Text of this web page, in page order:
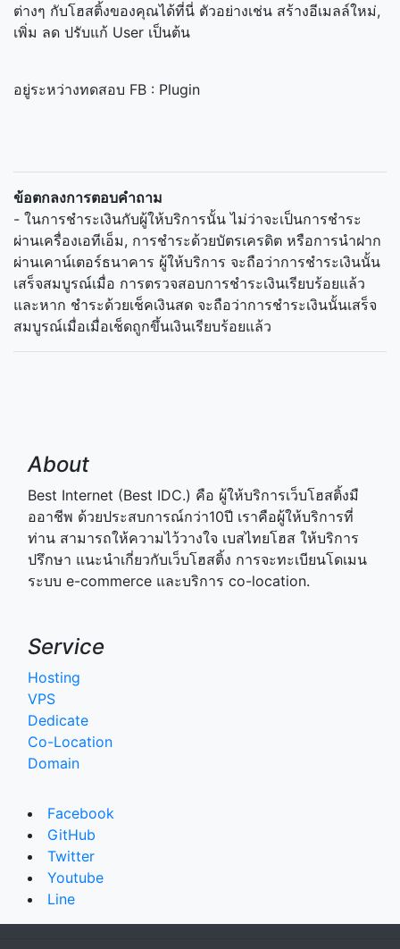
ต่างๆ กับโฮสติ้งของคุณได้ที่นี่ ตัวอย่างเช่น สร้างอีเมลล์ใหม่,
เพิ่ม ลด ปรับแก้ User เป็นต้น
อยู่ระหว่างทดสอบ FB : Plugin
ข้อตกลงการตอบคำถาม
- ในการชำระเงินกับผู้ให้บริการนั้น ไม่ว่าจะเป็นการชำระ
ผ่านเครื่องเอทีเอ็ม, การชำระด้วยบัตรเครดิต หรือการนำฝาก
ผ่านเคาน์เตอร์ธนาคาร ผู้ให้บริการ จะถือว่าการชำระเงินนั้น
เสร็จสมบูรณ์เมื่อ การตรวจสอบการชำระเงินเรียบร้อยแล้ว
และหาก ชำระด้วยเช็คเงินสด จะถือว่าการชำระเงินนั้นเสร็จ
สมบูรณ์เมื่อเมื่อเช็ดถูกขึ้นเงินเรียบร้อยแล้ว
About
Best Internet (Best IDC.) คือ ผู้ให้บริการเว็บโฮสติ้งมื
ออาชีพ ด้วยประสบการณ์กว่า10ปี เราคือผู้ให้บริการที่
ท่าน สามารถให้ความไว้วางใจ เบสไทยโฮส ให้บริการ
ปรึกษา แนะนำเกี่ยวกับเว็บโฮสติ้ง การจะทะเบียนโดเมน
ระบบ e-commerce และบริการ co-location.
Service
Hosting
VPS
Dedicate
Co-Location
Domain
Facebook
GitHub
Twitter
Youtube
Line